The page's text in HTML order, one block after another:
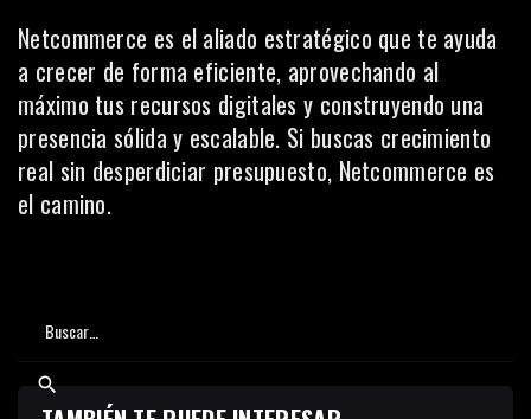
Netcommerce es el aliado estratégico que te ayuda
a crecer de forma eficiente, aprovechando al
máximo tus recursos digitales y construyendo una
presencia sólida y escalable. Si buscas crecimiento
real sin desperdiciar presupuesto, Netcommerce es
el camino.